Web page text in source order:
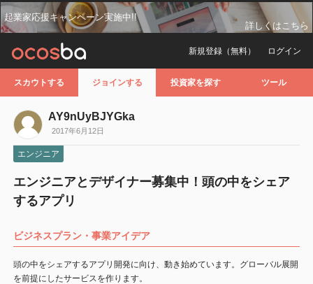
起業家応援キャンペーン実施中!!
詳しくはこちら
ログイン
新規登録（無料）
スカウトする ジョインする 投資家を探す ツール
AY9nUyBJYGka
2017年6月12日
エンジニア
エンジニアとデザイナー募集中！頭の中をシェア
するアプリ
ビジネスプラン・事業アイデア
頭の中をシェアするアプリ開発に向け、動き始めています。グローバル展開
を前提にしたサービスを作ります。